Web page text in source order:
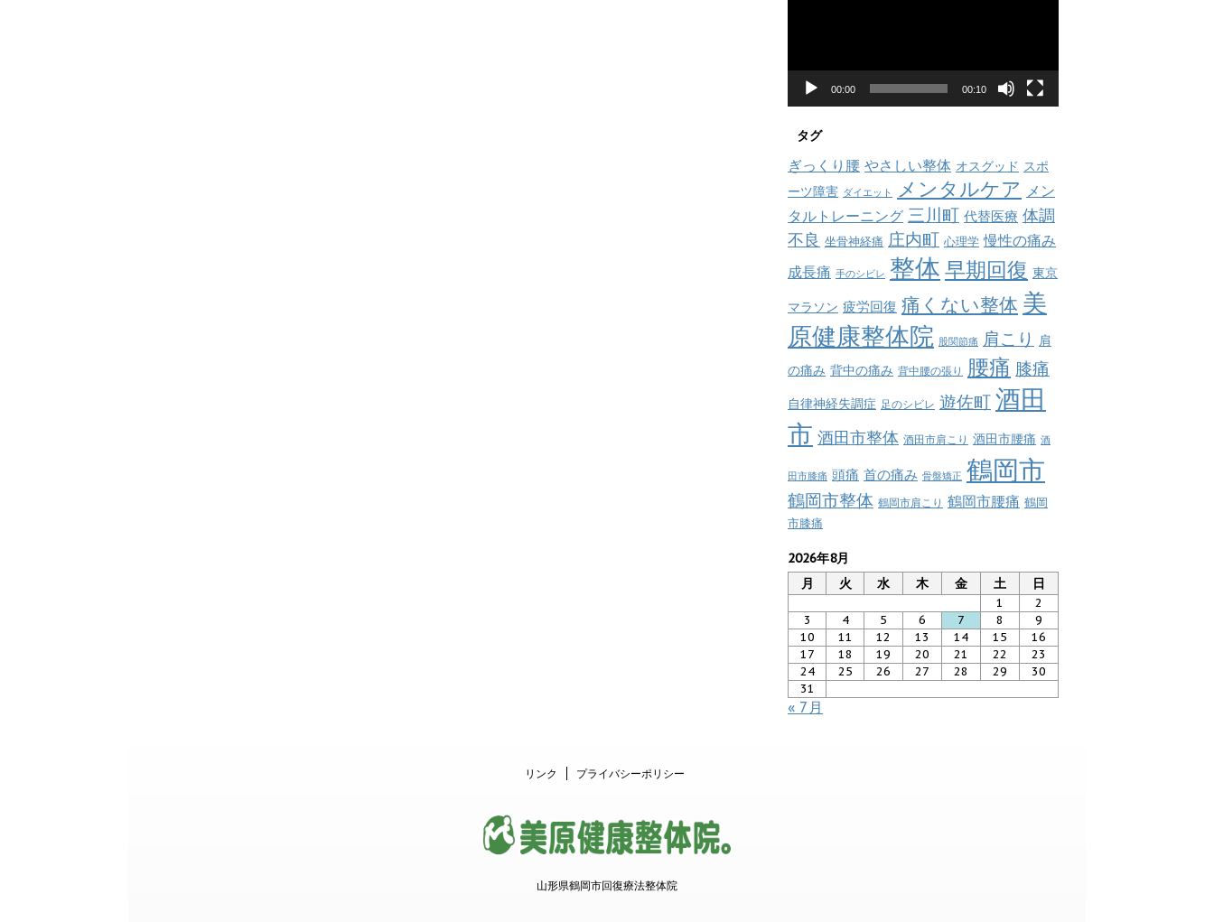
00:00 00:10
タグ
ぎっくり腰 やさしい整体 オスグッド スポ
ーツ障害 ダイエット メンタルケア メン
タルトレーニング 三川町 代替医療 体調
不良 坐骨神経痛 庄内町 心理学 慢性の痛み
成長痛 手のシビレ 整体 早期回復 東京
マラソン 疲労回復 痛くない整体 美
原健康整体院 股関節痛 肩こり 肩
の痛み 背中の痛み 背中腰の張り 腰痛 膝痛
自律神経失調症 足のシビレ 遊佐町 酒田
市 酒田市整体 酒田市肩こり 酒田市腰痛 酒
田市膝痛 頭痛 首の痛み 骨盤矯正 鶴岡市
鶴岡市整体 鶴岡市肩こり 鶴岡市腰痛 鶴岡
市膝痛
2026年8月
月
火 水 木 金 土 日
1
2
3
4 5 6 7 8
9
10
11 12 13 14 15
16
17
18 19 20 21 22
23
24
25 26 27 28 29
30
31
« 7月
リンク プライバシーポリシー
山形県鶴岡市回復療法整体院